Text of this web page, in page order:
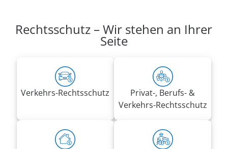
Rechtsschutz – Wir stehen an Ihrer
Seite
Verkehrs-Rechtsschutz
Privat-, Berufs- &
Verkehrs-Rechtsschutz